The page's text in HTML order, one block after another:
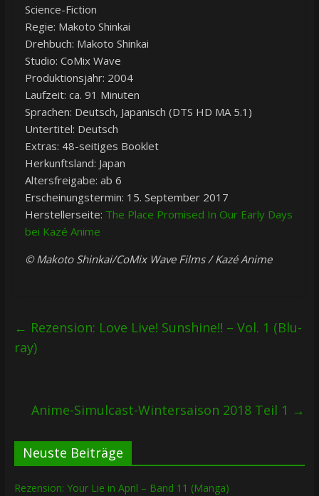
Science-Fiction
Regie: Makoto Shinkai
Drehbuch: Makoto Shinkai
Studio: CoMix Wave
Produktionsjahr: 2004
Laufzeit: ca. 91 Minuten
Sprachen: Deutsch, Japanisch (DTS HD MA 5.1)
Untertitel: Deutsch
Extras: 48-seitiges Booklet
Herkunftsland: Japan
Altersfreigabe: ab 6
Erscheinungstermin: 15. September 2017
Herstellerseite: The Place Promised In Our Early Days
bei Kazé Anime
© Makoto Shinkai/CoMix Wave Films / Kazé Anime
← Rezension: Love Live! Sunshine!! – Vol. 1 (Blu-
ray)
Anime-Simulcast-Wintersaison 2018 Teil 1 →
Neuste Beiträge
Rezension: Your Lie in April – Band 11 (Manga)